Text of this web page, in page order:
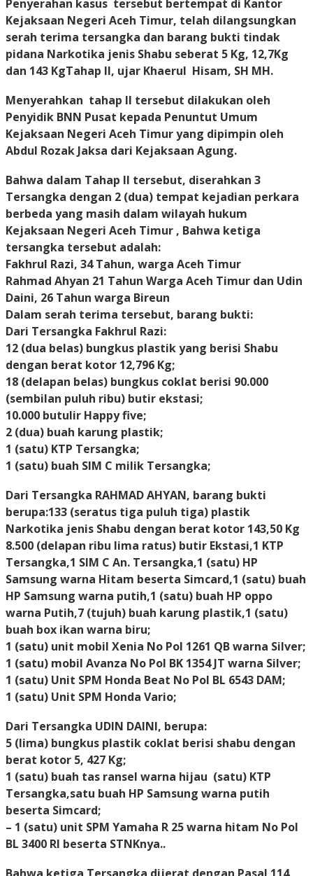
Penyerahan kasus tersebut bertempat di Kantor
Kejaksaan Negeri Aceh Timur, telah dilangsungkan
serah terima tersangka dan barang bukti tindak
pidana Narkotika jenis Shabu seberat 5 Kg, 12,7Kg
dan 143 KgTahap II, ujar Khaerul Hisam, SH MH.
Menyerahkan tahap II tersebut dilakukan oleh
Penyidik BNN Pusat kepada Penuntut Umum
Kejaksaan Negeri Aceh Timur yang dipimpin oleh
Abdul Rozak Jaksa dari Kejaksaan Agung.
Bahwa dalam Tahap II tersebut, diserahkan 3
Tersangka dengan 2 (dua) tempat kejadian perkara
berbeda yang masih dalam wilayah hukum
Kejaksaan Negeri Aceh Timur , Bahwa ketiga
tersangka tersebut adalah:
Fakhrul Razi, 34 Tahun, warga Aceh Timur
Rahmad Ahyan 21 Tahun Warga Aceh Timur dan Udin
Daini, 26 Tahun warga Bireun
Dalam serah terima tersebut, barang bukti:
Dari Tersangka Fakhrul Razi:
12 (dua belas) bungkus plastik yang berisi Shabu
dengan berat kotor 12,796 Kg;
18 (delapan belas) bungkus coklat berisi 90.000
(sembilan puluh ribu) butir ekstasi;
10.000 butulir Happy five;
2 (dua) buah karung plastik;
1 (satu) KTP Tersangka;
1 (satu) buah SIM C milik Tersangka;
Dari Tersangka RAHMAD AHYAN, barang bukti
berupa:133 (seratus tiga puluh tiga) plastik
Narkotika jenis Shabu dengan berat kotor 143,50 Kg
8.500 (delapan ribu lima ratus) butir Ekstasi,1 KTP
Tersangka,1 SIM C An. Tersangka,1 (satu) HP
Samsung warna Hitam beserta Simcard,1 (satu) buah
HP Samsung warna putih,1 (satu) buah HP oppo
warna Putih,7 (tujuh) buah karung plastik,1 (satu)
buah box ikan warna biru;
1 (satu) unit mobil Xenia No Pol 1261 QB warna Silver;
1 (satu) mobil Avanza No Pol BK 1354 JT warna Silver;
1 (satu) Unit SPM Honda Beat No Pol BL 6543 DAM;
1 (satu) Unit SPM Honda Vario;
Dari Tersangka UDIN DAINI, berupa:
5 (lima) bungkus plastik coklat berisi shabu dengan
berat kotor 5, 427 Kg;
1 (satu) buah tas ransel warna hijau (satu) KTP
Tersangka,satu buah HP Samsung warna putih
beserta Simcard;
– 1 (satu) unit SPM Yamaha R 25 warna hitam No Pol
BL 3400 RI beserta STNKnya..